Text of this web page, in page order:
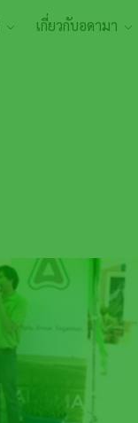
เกี่ยวกับอดามา